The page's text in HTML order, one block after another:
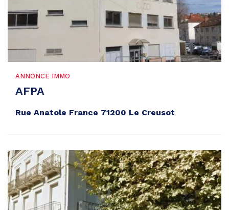
ANNONCE IMMO
AFPA
Rue Anatole France 71200 Le Creusot